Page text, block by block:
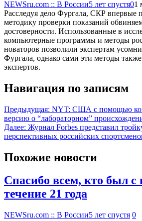
NEWSru.com :: В России5 лет спустя01
Расследуя дело Фургала, СКР
методику проверки показаний
достоверности. Использованные в
компьютерные программы и методы
новаторов позволили экспертам
Фургала, однако сами эти методы
экспертов.
Навигация по записям
Предыдущая: NYT: США с помощью
версию о “лабораторном”
Далее: Журнал Forbes представил
перспективных российских
Похожие новости
Спасибо всем, кто был с
течение 21 года
NEWSru.com :: В России5 лет спустя 0